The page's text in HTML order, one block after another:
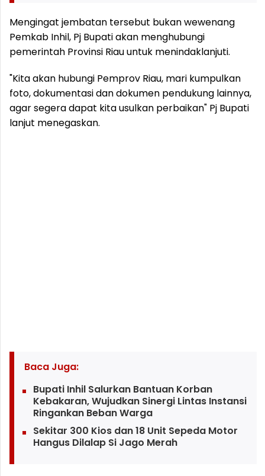
Mengingat jembatan tersebut bukan wewenang
Pemkab Inhil, Pj Bupati akan menghubungi
pemerintah Provinsi Riau untuk menindaklanjuti.
"Kita akan hubungi Pemprov Riau, mari kumpulkan
foto, dokumentasi dan dokumen pendukung lainnya,
agar segera dapat kita usulkan perbaikan" Pj Bupati
lanjut menegaskan.
Baca Juga:
Bupati Inhil Salurkan Bantuan Korban
Kebakaran, Wujudkan Sinergi Lintas Instansi
Ringankan Beban Warga
Sekitar 300 Kios dan 18 Unit Sepeda Motor
Hangus Dilalap Si Jago Merah